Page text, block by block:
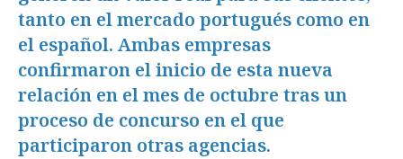
tanto en el mercado portugués como en
el español. Ambas empresas
confirmaron el inicio de esta nueva
relación en el mes de octubre tras un
proceso de concurso en el que
participaron otras agencias.